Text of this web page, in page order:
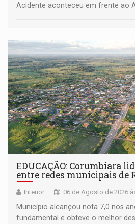
Acidente aconteceu em frente ao
EDUCAÇÃO: Corumbiara
entre redes municipais de
Interior 06 de Agosto de 2026
Município alcançou nota 7,0 nos
fundamental e obteve o melhor